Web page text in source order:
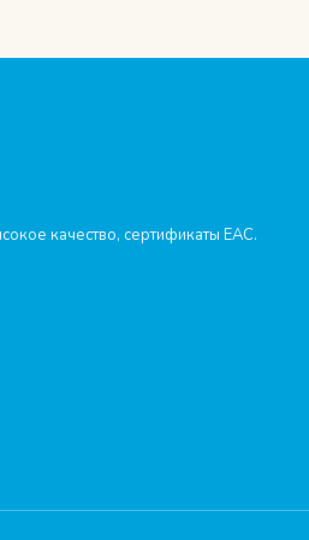
качество, сертификаты ЕАС.